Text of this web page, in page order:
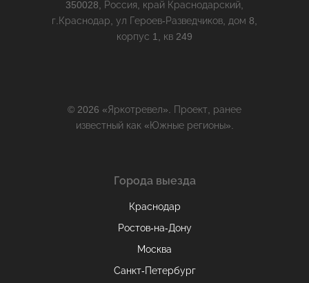
350028, Россия, край Краснодарский,
г.Краснодар, ул Героев-Разведчиков, дом 8,
корпус 1, кв 249
© 2026 «Яркотревел». Проект, ранее
известный как «Южные регионы».
Города выезда
Краснодар
Ростов-на-Дону
Москва
Санкт-Петербург